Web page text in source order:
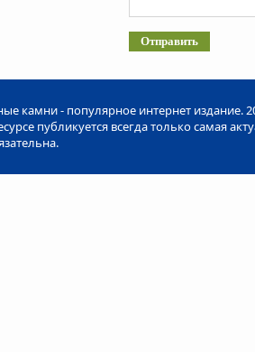
камни - популярное интернет издание.
публикуется всегда только самая